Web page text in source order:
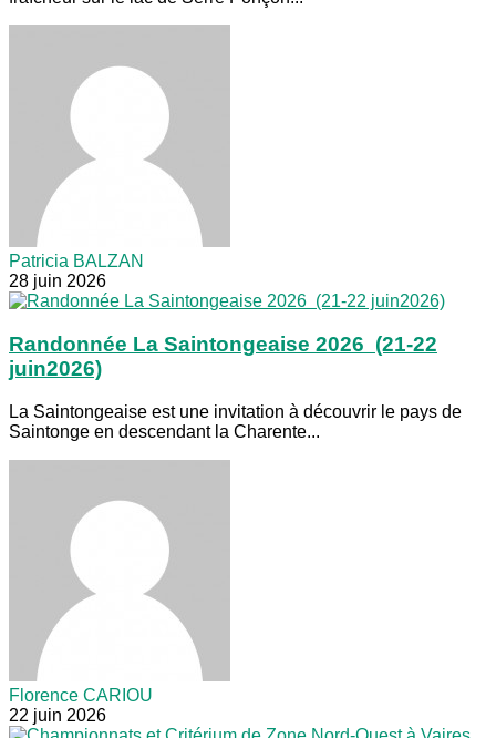
Patricia BALZAN
28 juin 2026
Randonnée La Saintongeaise 2026 (21-22
juin2026)
La Saintongeaise est une invitation à découvrir le pays de
Saintonge en descendant la Charente...
Florence CARIOU
22 juin 2026